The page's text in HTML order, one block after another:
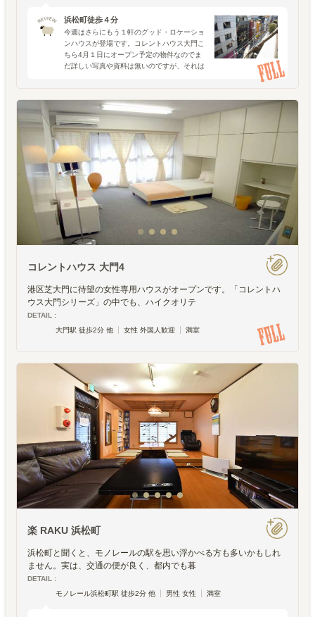
浜松町徒歩４分
今週はさらにもう１軒のグッド・ロケーショ
ンハウスが登場です。コレントハウス大門こ
ちら4月１日にオープン予定の物件なのでま
だ詳しい写真や資料は無いのですが、それは
言われてもピンと来ないあなた、浜松町だっ
て駅まで徒歩4分との
コレントハウス 大門4
港区芝大門に待望の女性専用ハウスがオープンです。「コレントハ
ウス大門シリーズ」の中でも、ハイクオリテ
DETAIL :
大門駅 徒歩2分 他
女性 外国人歓迎 満室
楽 RAKU 浜松町
浜松町と聞くと、モノレールの駅を思い浮かべる方も多いかもしれ
ません。実は、交通の便が良く、都内でも暮
DETAIL :
モノレール浜松町駅 徒歩2分 他
男性 女性 満室